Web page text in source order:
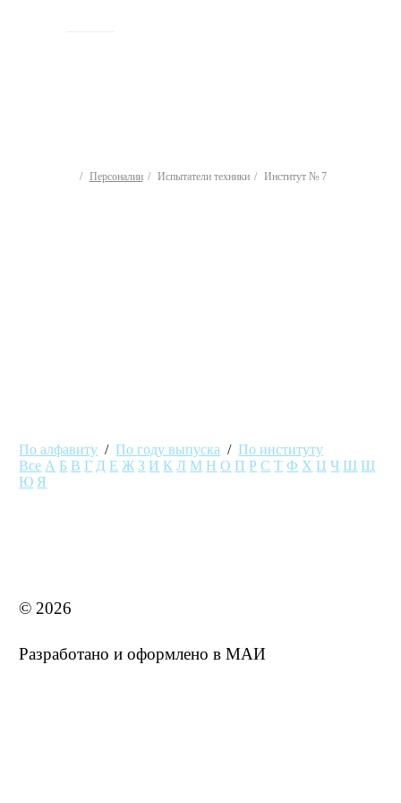
Персоналии Испытатели техники Институт № 7
По алфавиту /По году выпуска /По институту
Все А Б В Г Д Е Ж З И К Л М Н О П Р С Т Ф Х Ц Ч Ш Щ
Ю Я
© 2026
Разработано и оформлено в МАИ